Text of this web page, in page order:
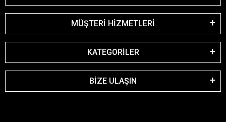
MÜŞTERİ HİZMETLERİ
KATEGORİLER
BİZE ULAŞIN